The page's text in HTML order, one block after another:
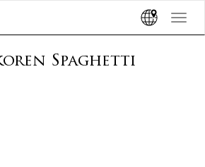
Toggle
Spaghetti